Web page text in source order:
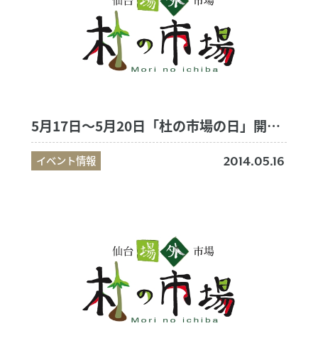
5月17日～5月20日「杜の市場の日」開催のお知らせ
イベント情報 2014.05.16